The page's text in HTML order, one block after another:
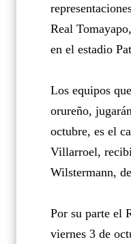
Real
en el estadio
Los equipos
orureño,
octubre, es el
Villarroel,
Wilstermann,
Por su parte el
viernes 3 de